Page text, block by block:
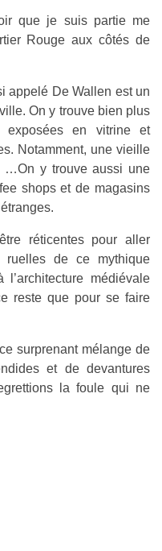
que je suis partie me
Rouge aux côtés de
appelé De Wallen est un
On y trouve bien plus
exposées en vitrine et
Notamment, une vieille
…On y trouve aussi une
shops et de magasins
réticentes pour aller
de ce mythique
médiévale
reste que pour se faire
surprenant mélange de
et de devantures
la foule qui ne